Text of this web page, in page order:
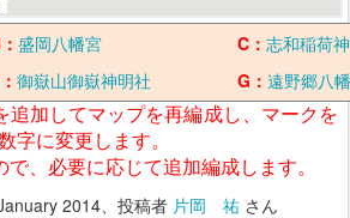
盛岡八幡宮 C： 志和稲荷
御嶽山御嶽神明社 G： 遠野郷八
追加してマップを再編成し、マークを
字に変更します。
、必要に応じて追加編成します。
2014、投稿者 片岡 祐さん